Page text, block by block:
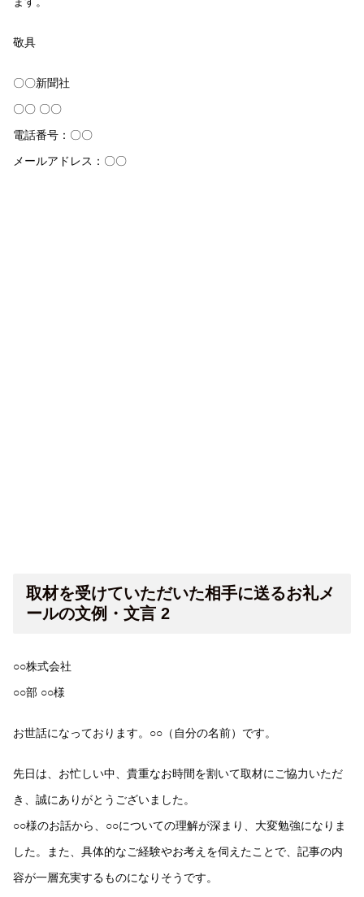
敬具
〇〇新聞社
〇〇 〇〇
電話番号：〇〇
メールアドレス：〇〇
取材を受けていただいた相手に送るお礼メ
ールの文例・文言 2
○○株式会社
○○部 ○○様
お世話になっております。○○（自分の名前）です。
先日は、お忙しい中、貴重なお時間を割いて取材にご協力いただ
き、誠にありがとうございました。
○○様のお話から、○○についての理解が深まり、大変勉強になりま
した。また、具体的なご経験やお考えを伺えたことで、記事の内
容が一層充実するものになりそうです。